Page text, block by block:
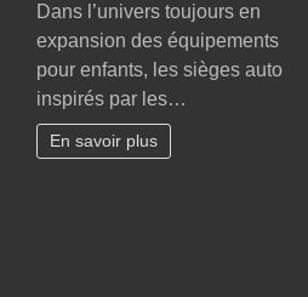
logement
plus
économe
énergie
des
Dans l’univers toujours en
expansion des équipements
pour enfants, les sièges auto
inspirés par les…
En savoir plus